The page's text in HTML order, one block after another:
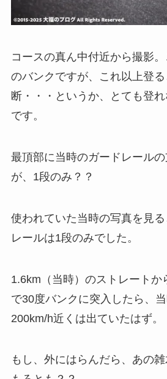
コースの真ん中付近から撮影
のバンクですが、これ以上登
断・・・というか、とても登
です。
最頂部に当時のガードレール
が、1段のみ？？
使われていた当時の写真を見
レールは1段のみでした。
1.6km（当時）のストレートか
で30度バンクに突入したら、
200km/h近くは出ていたはず。
もし、外にはらんだら、あの